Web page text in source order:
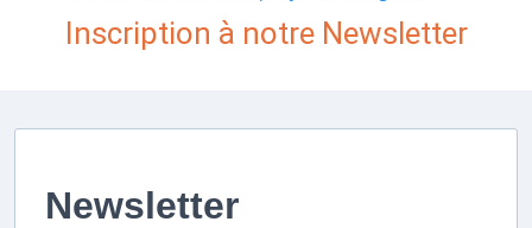
Inscription à notre Newsletter
Newsletter